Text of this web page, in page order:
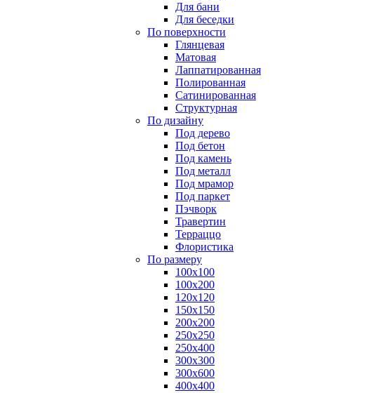
Для бани
Для беседки
По поверхности
Глянцевая
Матовая
Лаппатированная
Полированная
Сатинированная
Структурная
По дизайну
Под дерево
Под бетон
Под камень
Под металл
Под мрамор
Под паркет
Пэчворк
Травертин
Терраццо
Флористика
По размеру
100х100
100х200
120х120
150х150
200х200
250х250
250х400
300х300
300х600
400х400